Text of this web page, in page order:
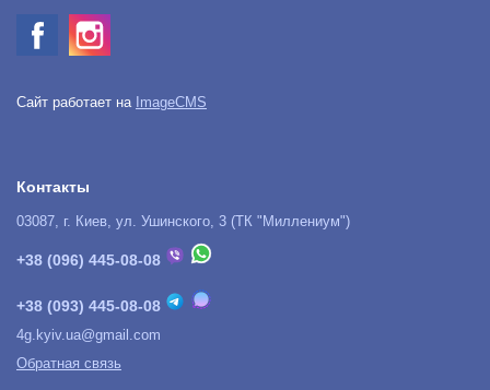
Сайт работает на ImageCMS
Контакты
03087, г. Киев, ул. Ушинского, 3 (ТК "Миллениум")
+38 (096) 445-08-08
+38 (093) 445-08-08
4g.kyiv.ua@gmail.com
Обратная связь